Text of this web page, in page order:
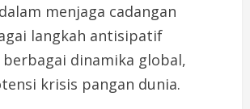
menjaga cadangan
langkah antisipatif
dinamika global,
krisis pangan dunia.